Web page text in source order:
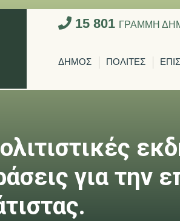
15 801 ΓΡΑΜΜΗ
ΔΗΜΟΣ ΠΟΛΙΤΕΣ
για την